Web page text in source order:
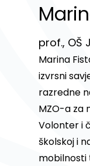
prof., OŠ
Marina
izvrsni
razredne
MZO-a za
Volonter i
školskoj i
mobilnosti